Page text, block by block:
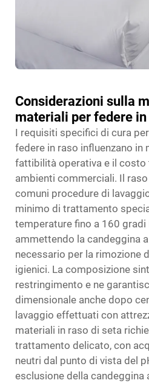
Considerazioni sulla
materiali per federe in
I requisiti specifici di cura
federe in raso influenzano in
fattibilità operativa e il
ambienti commerciali. Il
comuni procedure di
minimo di trattamento
temperature fino a 160 gradi
ammettendo la candeggina
necessario per la rimozione
igienici. La composizione
restringimento e ne
dimensionale anche dopo
lavaggio effettuati con
materiali in raso di seta
trattamento delicato, con
neutri dal punto di vista del
esclusione della candeggina